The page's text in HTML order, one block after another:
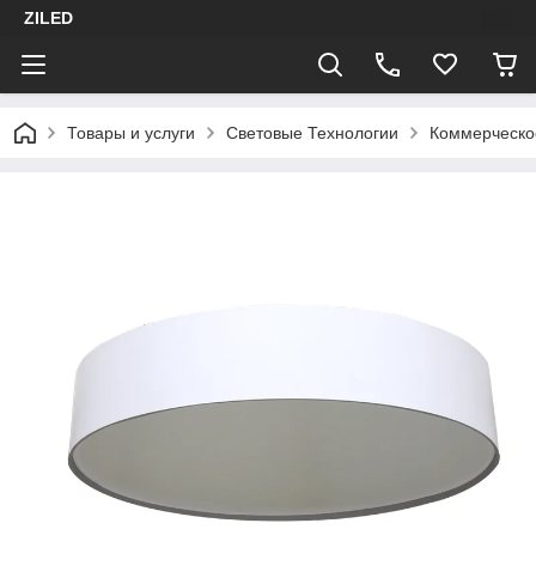
ZILED
Товары и услуги Световые Технологии